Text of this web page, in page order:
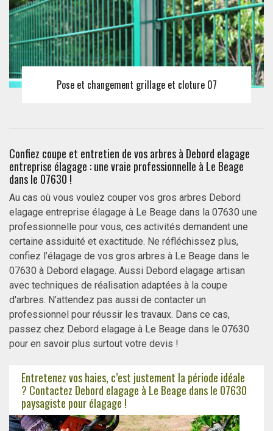
Pose et changement grillage et cloture 07
Confiez coupe et entretien de vos arbres à Debord elagage
entreprise élagage : une vraie professionnelle à Le Beage
dans le 07630 !
Au cas où vous voulez couper vos gros arbres Debord
elagage entreprise élagage à Le Beage dans la 07630 une
professionnelle pour vous, ces activités demandent une
certaine assiduité et exactitude. Ne réfléchissez plus,
confiez l’élagage de vos gros arbres à Le Beage dans le
07630 à Debord elagage. Aussi Debord elagage artisan
avec techniques de réalisation adaptées à la coupe
d'arbres. N’attendez pas aussi de contacter un
professionnel pour réussir les travaux. Dans ce cas,
passez chez Debord elagage à Le Beage dans le 07630
pour en savoir plus surtout votre devis !
Entretenez vos haies, c’est justement la période idéale
? Contactez Debord elagage à Le Beage dans le 07630
paysagiste pour élagage !